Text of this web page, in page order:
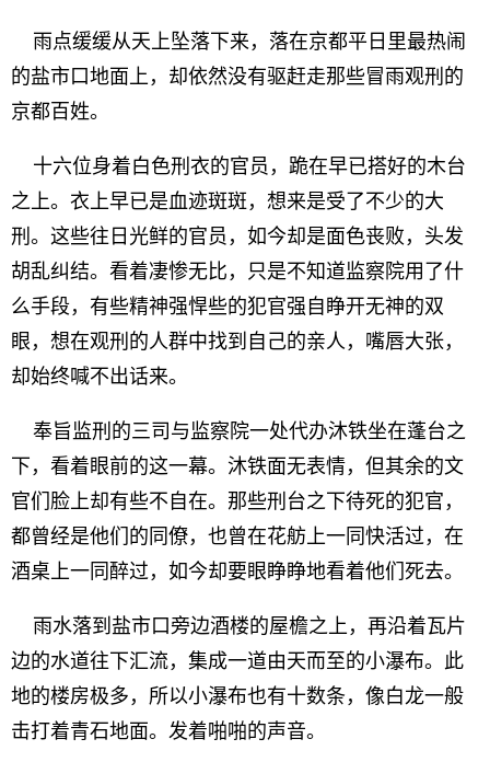
雨点缓缓从天上坠落下来，落在京都平日里最热闹
的盐市口地面上，却依然没有驱赶走那些冒雨观刑的
京都百姓。
十六位身着白色刑衣的官员，跪在早已搭好的木台
之上。衣上早已是血迹斑斑，想来是受了不少的大
刑。这些往日光鲜的官员，如今却是面色丧败，头发
胡乱纠结。看着凄惨无比，只是不知道监察院用了什
么手段，有些精神强悍些的犯官强自睁开无神的双
眼，想在观刑的人群中找到自己的亲人，嘴唇大张，
却始终喊不出话来。
奉旨监刑的三司与监察院一处代办沐铁坐在蓬台之
下，看着眼前的这一幕。沐铁面无表情，但其余的文
官们脸上却有些不自在。那些刑台之下待死的犯官，
都曾经是他们的同僚，也曾在花舫上一同快活过，在
酒桌上一同醉过，如今却要眼睁睁地看着他们死去。
雨水落到盐市口旁边酒楼的屋檐之上，再沿着瓦片
边的水道往下汇流，集成一道由天而至的小瀑布。此
地的楼房极多，所以小瀑布也有十数条，像白龙一般
击打着青石地面。发着啪啪的声音。